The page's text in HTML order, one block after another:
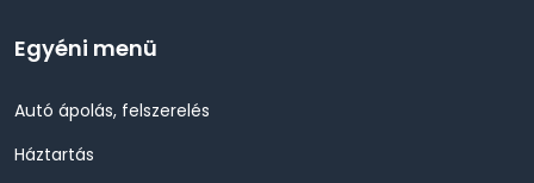
Egyéni menü
Autó ápolás, felszerelés
Háztartás